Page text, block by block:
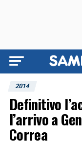
2014
Definitivo
l’arrivo a
Correa